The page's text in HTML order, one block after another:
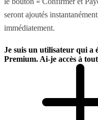
seront ajoutés
immédiatement.
Je suis un utilisateur qui a
Premium. Ai-je accès à